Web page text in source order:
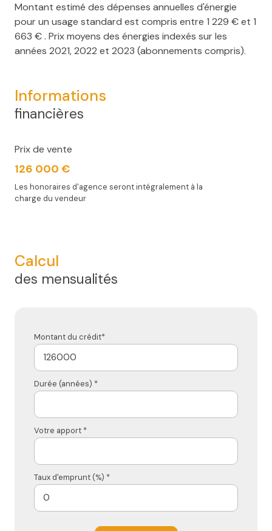
Montant estimé des dépenses annuelles d'énergie
pour un usage standard est compris entre 1 229 € et 1
663 € . Prix moyens des énergies indexés sur les
années 2021, 2022 et 2023 (abonnements compris).
Informations
financières
Prix de vente
126 000 €
Les honoraires d'agence seront intégralement à la
charge du vendeur
Calcul
des mensualités
Montant du crédit*
Durée (années) *
Votre apport *
Taux d'emprunt (%) *